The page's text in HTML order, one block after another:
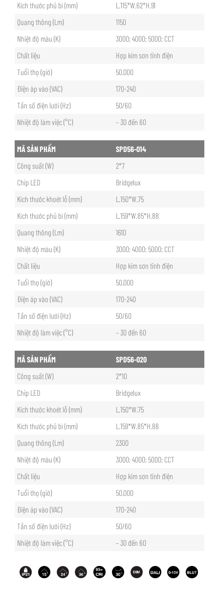
Kích thước phủ bì (mm)
L.115*W.62*H.91
Quang thông (Lm)
1150
Nhiệt độ màu (K)
3000; 4000; 5000; CCT
Chất liệu
Hợp kim sơn tĩnh điện
Tuổi thọ (giờ)
50.000
Điện áp vào (VAC)
170-240
Tần số điện lưới (Hz)
50/60
Nhiệt độ làm việc (°C)
– 30 đến 60
MÃ SẢN PHẨM
SPD56-014
Công suất (W)
2*7
Chip LED
Bridgelux
Kích thước khoét lỗ (mm)
L.150*W.75
Kích thước phủ bì (mm)
L.159*W.85*H.88
Quang thông (Lm)
1610
Nhiệt độ màu (K)
3000; 4000; 5000; CCT
Chất liệu
Hợp kim sơn tĩnh điện
Tuổi thọ (giờ)
50.000
Điện áp vào (VAC)
170-240
Tần số điện lưới (Hz)
50/60
Nhiệt độ làm việc (°C)
– 30 đến 60
MÃ SẢN PHẨM
SPD56-020
Công suất (W)
2*10
Chip LED
Bridgelux
Kích thước khoét lỗ (mm)
L.150*W.75
Kích thước phủ bì (mm)
L.159*W.85*H.88
Quang thông (Lm)
2300
Nhiệt độ màu (K)
3000; 4000; 5000; CCT
Chất liệu
Hợp kim sơn tĩnh điện
Tuổi thọ (giờ)
50.000
Điện áp vào (VAC)
170-240
Tần số điện lưới (Hz)
50/60
Nhiệt độ làm việc (°C)
– 30 đến 60